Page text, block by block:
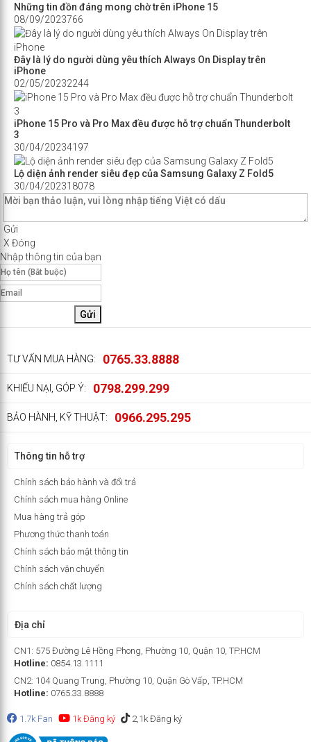
Những tin đồn đáng mong chờ trên iPhone 15
08/09/2023766
Đây là lý do người dùng yêu thích Always On Display trên
iPhone
02/05/20232244
iPhone 15 Pro và Pro Max đều được hỗ trợ chuẩn Thunderbolt
3
30/04/20234197
Lộ diện ảnh render siêu đẹp của Samsung Galaxy Z Fold5
30/04/202318078
Gửi
X Đóng
Nhập thông tin của bạn
Gửi
TƯ VẤN MUA HÀNG: 0765.33.8888
KHIẾU NẠI, GÓP Ý: 0798.299.299
BẢO HÀNH, KỸ THUẬT: 0966.295.295
Thông tin hỗ trợ
Chính sách bảo hành và đổi trả
Chính sách mua hàng Online
Mua hàng trả góp
Phương thức thanh toán
Chính sách bảo mật thông tin
Chính sách vận chuyển
Chính sách chất lượng
Địa chỉ
CN1: 575 Đường Lê Hồng Phong, Phường 10, Quận 10, TP.HCM
Hotline: 0854.13.1111
CN2: 104 Quang Trung, Phường 10, Quận Gò Vấp, TP.HCM
Hotline: 0765.33.8888
1.7k Fan 1k Đăng ký 2,1k Đăng ký